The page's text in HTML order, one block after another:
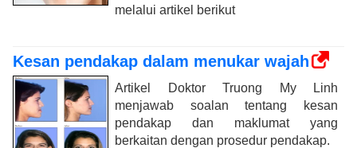
melalui artikel berikut
Kesan pendakap dalam menukar wajah
Artikel Doktor Truong My Linh
menjawab soalan tentang kesan
pendakap dan maklumat yang
berkaitan dengan prosedur pendakap.